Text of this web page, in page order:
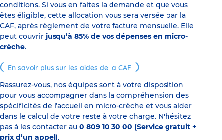
conditions. Si vous en faites la demande et que vous
êtes éligible, cette allocation vous sera versée par la
CAF, après règlement de votre facture mensuelle. Elle
peut couvrir jusqu’à 85% de vos dépenses en micro-
crèche.
En savoir plus sur les aides de la CAF
Rassurez-vous, nos équipes sont à votre disposition
pour vous accompagner dans la compréhension des
spécificités de l’accueil en micro-crèche et vous aider
dans le calcul de votre reste à votre charge. N'hésitez
pas à les contacter au 0 809 10 30 00 (Service gratuit +
prix d’un appel).